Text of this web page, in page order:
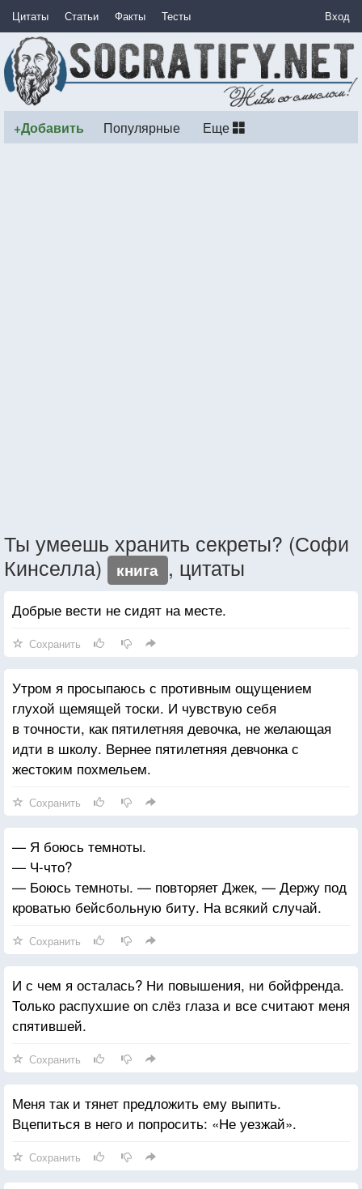
Цитаты Статьи Факты Тесты Вход
+Добавить Популярные Еще
Ты умеешь хранить секреты? (Софи
Кинселла)
книга , цитаты
Добрые вести не сидят на месте.
Сохранить
Утром я просыпаюсь с противным ощущением
глухой щемящей тоски. И чувствую себя
в точности, как пятилетняя девочка, не желающая
идти в школу. Вернее пятилетняя девчонка с
жестоким похмельем.
Сохранить
— Я боюсь темноты.
— Ч-что?
— Боюсь темноты. — повторяет Джек, — Держу под
кроватью бейсбольную биту. На всякий случай.
Сохранить
И с чем я осталась? Ни повышения, ни бойфренда.
Только распухшие оn слёз глаза и все считают меня
спятившей.
Сохранить
Меня так и тянет предложить ему выпить.
Вцепиться в него и попросить: «Не уезжай».
Сохранить